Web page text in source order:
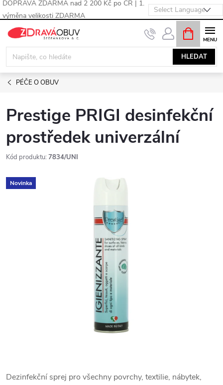
DOPRAVA ZDARMA nad 2 200 Kč po ČR | 1.
výměna velikosti ZDARMA
Přejít
obsah
HLEDAT
NÁKUPNÍ
KOŠÍK
PÉČE O OBUV
Prestige PRIGI desinfekční
prostředek univerzální
Kód produktu: 7834/UNI
Novinka
Dezinfekční sprej pro všechny povrchy, textilie, nábytek,